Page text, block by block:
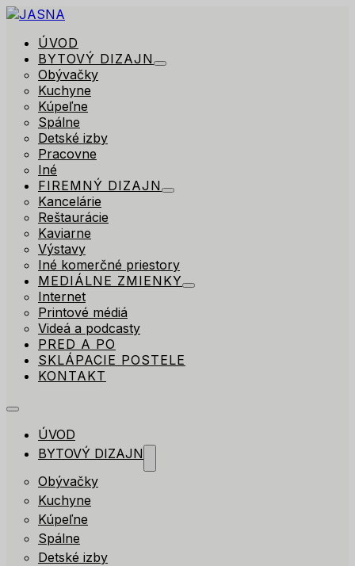
ÚVOD
BYTOVÝ DIZAJN
Obývačky
Kuchyne
Kúpeľne
Spálne
Detské izby
Pracovne
Iné
FIREMNÝ DIZAJN
Kancelárie
Reštaurácie
Kaviarne
Výstavy
Iné komerčné priestory
MEDIÁLNE ZMIENKY
Internet
Printové médiá
Videá a podcasty
PRED A PO
SKLÁPACIE POSTELE
KONTAKT
ÚVOD
BYTOVÝ DIZAJN
Obývačky
Kuchyne
Kúpeľne
Spálne
Detské izby